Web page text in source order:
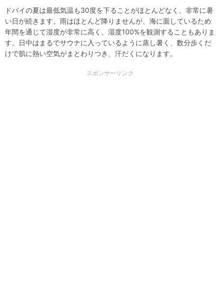
ドバイの夏は最低気温も30度を下ることがほとんどなく、非常に暑
い日が続きます。雨はほとんど降りませんが、海に面しているため
年間を通じて湿度が非常に高く、湿度100%を観測することもありま
す。日中はまるでサウナに入っているように蒸し暑く、数分歩くだ
けで肌に熱い空気がまとわりつき、汗だくになります。
スポンサーリンク